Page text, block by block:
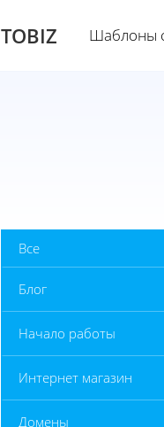
TOBIZ Шаблоны
Все
Блог
Начало работы
Интернет магазин
Домены